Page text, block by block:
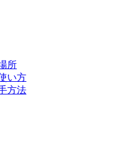
所
い方
方法